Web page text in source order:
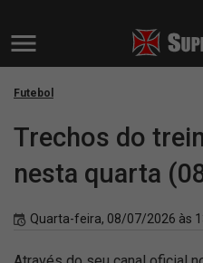
Futebol
Trechos do
nesta quarta
Quarta-feira, 08/07/2026 às